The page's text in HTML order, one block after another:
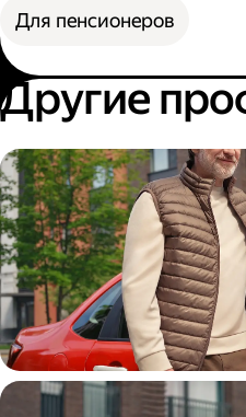
Для пенсионеров
Другие
Автокурьер